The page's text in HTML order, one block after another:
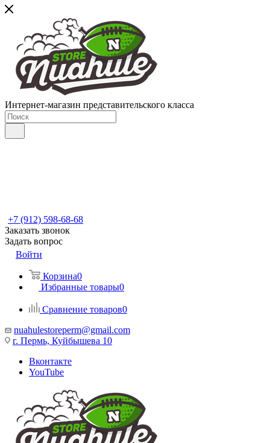
Интернет-магазин представительского класса
+7 (912) 598-68-68
Заказать звонок
Задать вопрос
Войти
Корзина0
Избранные товары0
Сравнение товаров0
nuahulestoreperm@gmail.com
г. Пермь, Куйбышева 10
Вконтакте
YouTube